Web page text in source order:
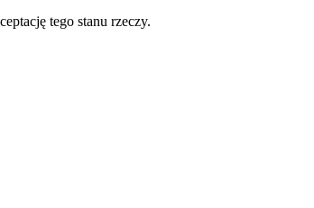
tego stanu rzeczy.